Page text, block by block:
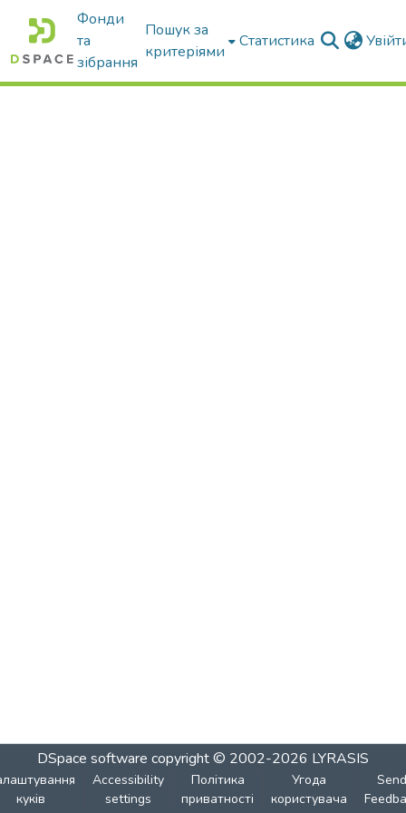
Фонди
та
зібрання
Пошук за
критеріями
Статистика
DSpace software copyright © 2002-2026 LYRASIS
куків
Accessibility
settings
Політика
приватності
Угода
користувача
Send